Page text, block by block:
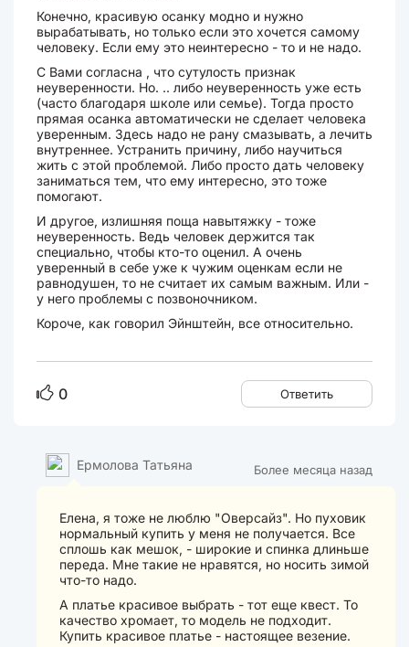
Конечно, красивую осанку модно и нужно
вырабатывать, но только если это хочется самому
человеку. Если ему это неинтересно - то и не надо.
С Вами согласна , что сутулость признак
неуверенности. Но. .. либо неуверенность уже есть
(часто благодаря школе или семье). Тогда просто
прямая осанка автоматически не сделает человека
уверенным. Здесь надо не рану смазывать, а лечить
внутреннее. Устранить причину, либо научиться
жить с этой проблемой. Либо просто дать человеку
заниматься тем, что ему интересно, это тоже
помогают.
И другое, излишняя поща навытяжку - тоже
неуверенность. Ведь человек держится так
специально, чтобы кто-то оценил. А очень
уверенный в себе уже к чужим оценкам если не
равнодушен, то не считает их самым важным. Или -
у него проблемы с позвоночником.
Короче, как говорил Эйнштейн, все относительно.
0 Ответить
Более месяца назад
Ермолова Татьяна
Елена, я тоже не люблю "Оверсайз". Но пуховик
нормальный купить у меня не получается. Все
сплошь как мешок, - широкие и спинка длиньше
переда. Мне такие не нравятся, но носить зимой
что-то надо.
А платье красивое выбрать - тот еще квест. То
качество хромает, то модель не подходит.
Купить красивое платье - настоящее везение.